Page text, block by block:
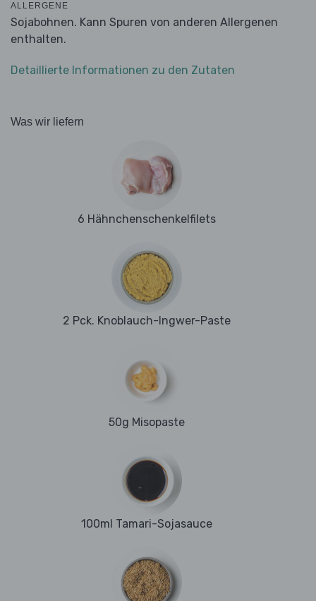
ALLERGENE
Sojabohnen. Kann Spuren von anderen Allergenen
enthalten.
Detaillierte Informationen zu den Zutaten
Was wir liefern
6 Hähnchenschenkelfilets
2 Pck. Knoblauch-Ingwer-Paste
50g Misopaste
100ml Tamari-Sojasauce